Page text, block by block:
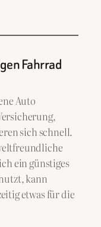
Fahrrad
Auto
sich schnell.
ein günstiges
kann
etwas für die